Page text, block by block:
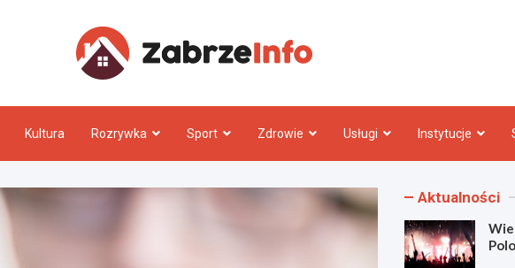
Kultura Rozrywka Sport Zdrowie Usługi Instytucje
Aktualności